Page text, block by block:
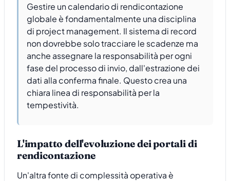
Gestire un calendario di rendicontazione
globale è fondamentalmente una disciplina
di project management. Il sistema di record
non dovrebbe solo tracciare le scadenze ma
anche assegnare la responsabilità per ogni
fase del processo di invio, dall'estrazione dei
dati alla conferma finale. Questo crea una
chiara linea di responsabilità per la
tempestività.
L'impatto dell'evoluzione dei portali di
rendicontazione
Un'altra fonte di complessità operativa è